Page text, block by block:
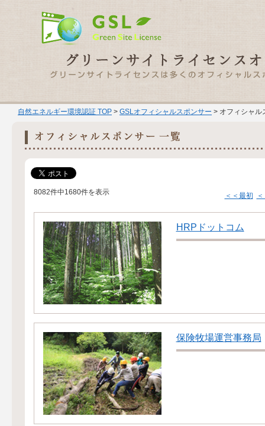
自然エネルギー環境認証 TOP > GSLオフィシャルスポンサー > オフィシャル
8082件中1680件を表示 ＜＜最初
HRPドットコム
保険牧場運営事務局